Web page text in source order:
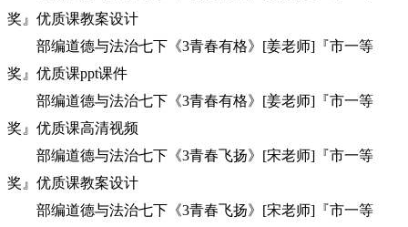
奖』优质课教案设计
部编道德与法治七下《3青春有格》[姜老师]『市一等
奖』优质课ppt课件
部编道德与法治七下《3青春有格》[姜老师]『市一等
奖』优质课高清视频
部编道德与法治七下《3青春飞扬》[宋老师]『市一等
奖』优质课教案设计
部编道德与法治七下《3青春飞扬》[宋老师]『市一等